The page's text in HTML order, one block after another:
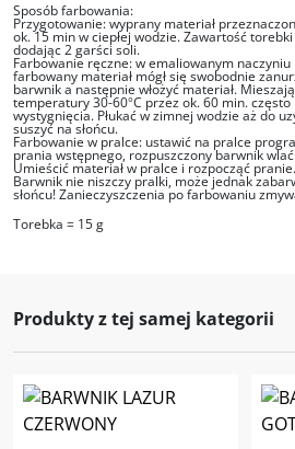
Sposób farbowania:
Przygotowanie: wyprany materiał
ok. 15 min w ciepłej wodzie. Zawartość
dodając 2 garści soli.
Farbowanie ręczne: w emaliowanym
farbowany materiał mógł się swobodnie
barwnik a następnie włożyć materiał.
temperatury 30-60°C przez ok. 60 min.
wystygnięcia. Płukać w zimnej wodzie aż do
suszyć na słońcu.
Farbowanie w pralce: ustawić na pralce
prania wstępnego, rozpuszczony barwnik
Umieścić materiał w pralce i rozpocząć pranie.
Barwnik nie niszczy pralki, może jednak
słońcu! Zanieczyszczenia po farbowaniu
Torebka = 15 g
Produkty z tej samej kategorii